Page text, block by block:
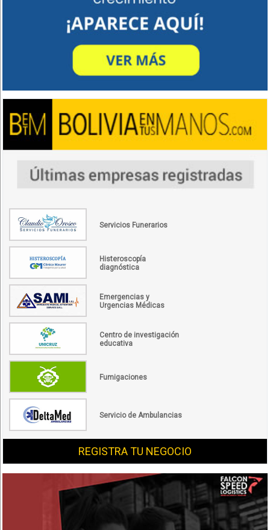
Servicios Funerarios
Histeroscopía
diagnóstica
Emergencias y
Urgencias Médicas
Centro de investigación
educativa
Fumigaciones
Servicio de Ambulancias
REGISTRA TU NEGOCIO